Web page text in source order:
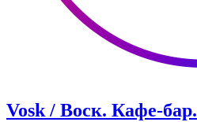
Vosk / Воск. Кафе-бар.